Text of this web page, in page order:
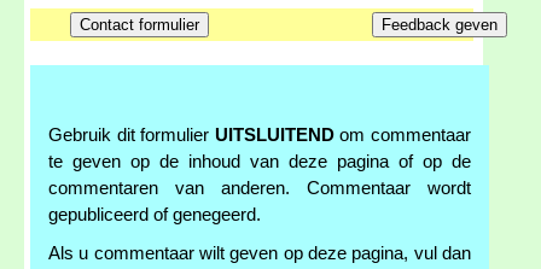
Gebruik dit formulier UITSLUITENDom commentaar
te geven op de inhoud van deze pagina of op de
commentaren van anderen. Commentaar wordt
gepubliceerd of genegeerd.
Als u commentaar wilt geven op deze pagina, vul dan